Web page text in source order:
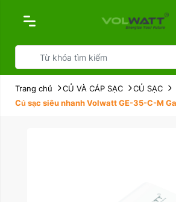
Trang chủ CỦ VÀ CÁP SẠC
CỦ SẠC
Củ sạc siêu nhanh Volwatt GE-35-C-M